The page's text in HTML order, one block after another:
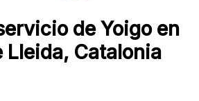
de Yoigo en
Lleida, Catalonia